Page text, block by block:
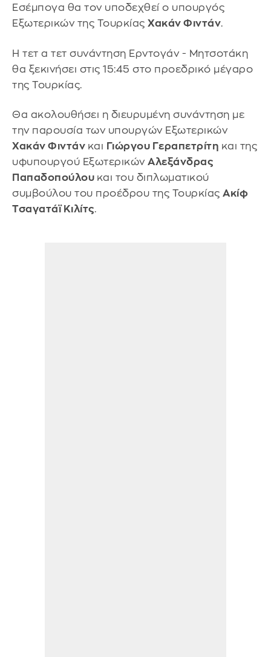
Εσέμπογα θα τον υποδεχθεί ο υπουργός
Εξωτερικών της Τουρκίας Χακάν Φιντάν.
Η τετ α τετ συνάντηση Ερντογάν - Μητσοτάκη
θα ξεκινήσει στις 15:45 στο προεδρικό μέγαρο
της Τουρκίας.
Θα ακολουθήσει η διευρυμένη συνάντηση με
την παρουσία των υπουργών Εξωτερικών
Χακάν Φιντάν και Γιώργου Γεραπετρίτη και της
υφυπουργού Εξωτερικών Αλεξάνδρας
Παπαδοπούλου και του διπλωματικού
συμβούλου του προέδρου της Τουρκίας Ακίφ
Τσαγατάϊ Κιλίτς.